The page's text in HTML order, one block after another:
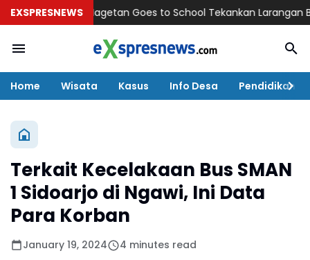
EXSPRESNEWS
Magetan Goes to School Tekankan Larangan
Home Wisata Kasus Info Desa Pendidikan
Terkait Kecelakaan Bus SMAN
1 Sidoarjo di Ngawi, Ini Data
Para Korban
January 19, 2024 4 minutes read